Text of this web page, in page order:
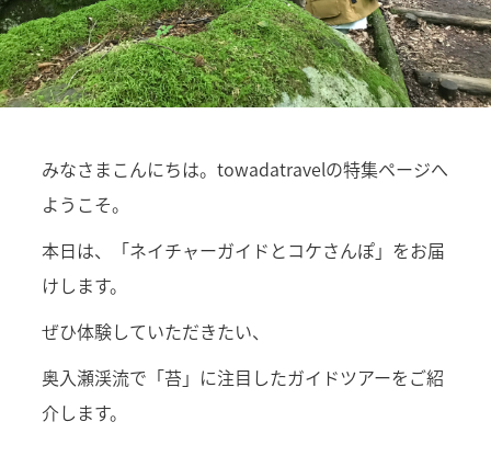
みなさまこんにちは。towadatravelの特集ページへ
ようこそ。
本日は、「ネイチャーガイドとコケさんぽ」をお届
けします。
ぜひ体験していただきたい、
奥入瀬渓流で「苔」に注目したガイドツアーをご紹
介します。